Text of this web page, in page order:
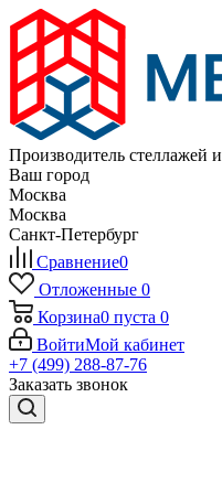
Производитель стеллажей
Ваш город
Москва
Москва
Санкт-Петербург
Сравнение0
Отложенные 0
Корзина0 пуста 0
ВойтиМой кабинет
+7 (499) 288-87-76
Заказать звонок